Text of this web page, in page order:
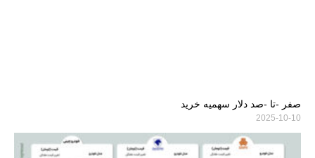
صفر -تا -صد دلار سهمیه خرید
2025-10-10